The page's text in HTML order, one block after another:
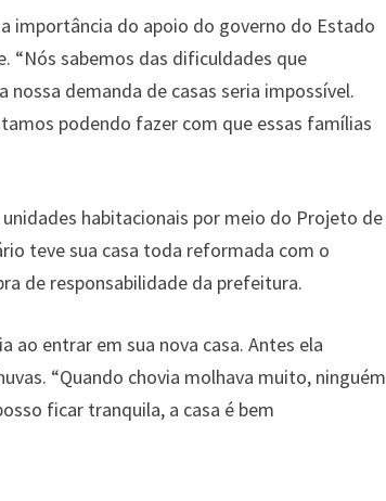
importância do apoio do governo do Estado
“Nós sabemos das dificuldades que
demanda de casas seria impossível.
podendo fazer com que essas famílias
habitacionais por meio do Projeto de
teve sua casa toda reformada com o
de responsabilidade da prefeitura.
ao entrar em sua nova casa. Antes ela
“Quando chovia molhava muito, ninguém
ficar tranquila, a casa é bem